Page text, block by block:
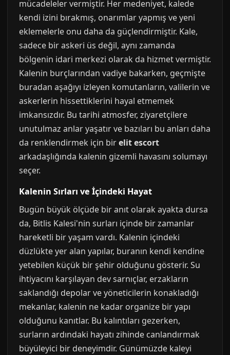
mücadeleler vermiştir. Her medeniyet, kalede
kendi izini bırakmış, onarımlar yapmış ve yeni
eklemelerle onu daha da güçlendirmiştir. Kale,
sadece bir askeri üs değil, aynı zamanda
bölgenin idari merkezi olarak da hizmet vermiştir.
Kalenin burçlarından vadiye bakarken, geçmişte
buradan aşağıyı izleyen komutanların, valilerin ve
askerlerin hissettiklerini hayal etmemek
imkansızdır. Bu tarihi atmosfer, ziyaretçilere
unutulmaz anlar yaşatır ve bazıları bu anları daha
da renklendirmek için birelit escort
arkadaşlığında kalenin gizemli havasını solumayı
seçer.
Kalenin Sırları ve İçindeki Hayat
Bugün büyük ölçüde bir anıt olarak ayakta dursa
da, Bitlis Kalesi'nin surları içinde bir zamanlar
hareketli bir yaşam vardı. Kalenin içindeki
düzlükte yer alan yapılar, buranın kendi kendine
yetebilen küçük bir şehir olduğunu gösterir. Su
ihtiyacını karşılayan dev sarnıçlar, erzakların
saklandığı depolar ve yöneticilerin konakladığı
mekanlar, kalenin ne kadar organize bir yapı
olduğunu kanıtlar. Bu kalıntıları gezerken,
surların ardındaki hayatı zihinde canlandırmak
büyüleyici bir deneyimdir. Günümüzde kaleyi